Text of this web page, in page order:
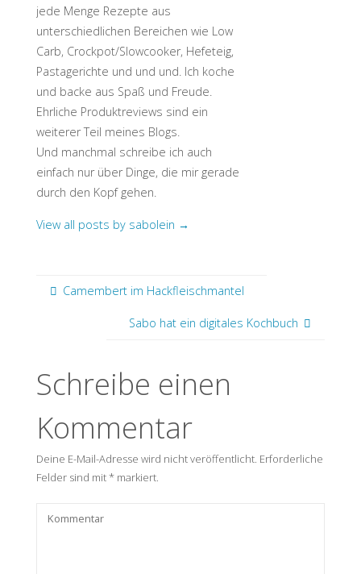
jede Menge Rezepte aus
unterschiedlichen Bereichen wie Low
Carb, Crockpot/Slowcooker, Hefeteig,
Pastagerichte und und und. Ich koche
und backe aus Spaß und Freude.
Ehrliche Produktreviews sind ein
weiterer Teil meines Blogs.
Und manchmal schreibe ich auch
einfach nur über Dinge, die mir gerade
durch den Kopf gehen.
View all posts by sabolein →
Camembert im Hackfleischmantel
Sabo hat ein digitales Kochbuch
Schreibe einen
Kommentar
Deine E-Mail-Adresse wird nicht veröffentlicht. Erforderliche
Felder sind mit*markiert.